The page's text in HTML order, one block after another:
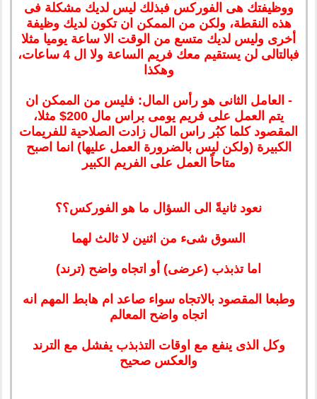
ووظيفتك هى الفوركس فبذلك ليس لديك مشكلة فى
هذه النقطة، ولكن من الممكن ان تكون لديك وظيفة
أخرى وليس لديك متسع من الوقت الا ساعة يوميا مثلا
فبالتالى لن يستقيم معك فريم الساعة ولا ال 4 ساعات،
وهكذا
- العامل الثانى هو رأس المال: فليس من الممكن ان
يتم العمل على فريم يومى براس مال 200$ مثلا،
المقصود كلما كبُر راس المال زادت الصلاحية للفريمات
الكبيرة (ولكن ليس بالضرورة العمل عليها) انما اصبح
متاحاً العمل على الفريم الكبير
نعود ثانيةً الى السؤال ما هو الفوركس؟؟
السوق شىء من اثنين لا ثالث لهما
اما تذبذب (عرضى) أو اتجاه واضح (ترند)
وطبعا المقصود بالاتجاه سواء صاعد ام هابط المهم انه
اتجاه واضح المعالم
وكل الذى ينفع مع اوقات التذبذب يفشل مع الترند
والعكس صحيح